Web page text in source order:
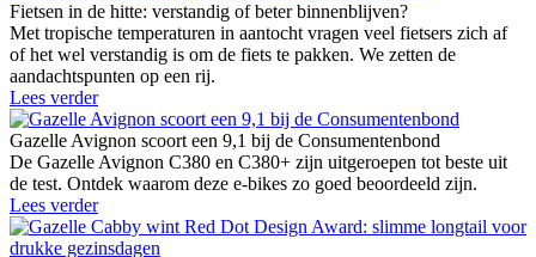
Fietsen in de hitte: verstandig of beter binnenblijven?
Met tropische temperaturen in aantocht vragen veel fietsers zich af
of het wel verstandig is om de fiets te pakken. We zetten de
aandachtspunten op een rij.
Lees verder
Gazelle Avignon scoort een 9,1 bij de Consumentenbond
De Gazelle Avignon C380 en C380+ zijn uitgeroepen tot beste uit
de test. Ontdek waarom deze e-bikes zo goed beoordeeld zijn.
Lees verder